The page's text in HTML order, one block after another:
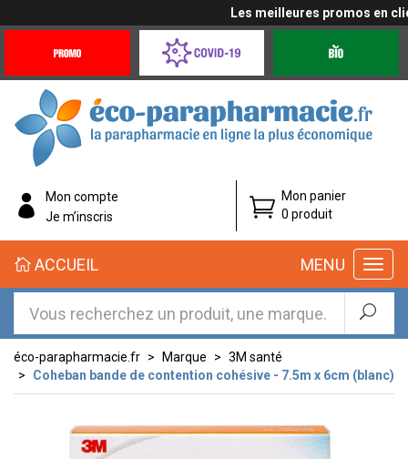
Les meilleures promos en
Offres
Coronavirus
éco-
parapharmacie.fr
éco-
parapharmacie.fr
Mon compte
Je m’inscris
Mon panier
0 produit
MENU
ACCUEIL
éco-parapharmacie.fr Marque
3M santé
Coheban bande de contention cohésive - 7.5m x 6cm (blanc)